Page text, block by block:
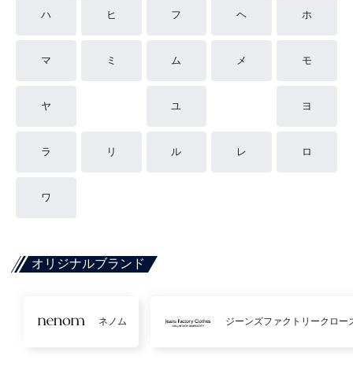
ハ ヒ フ ヘ ホ
マ ミ ム メ モ
ヤ ユ ヨ
ラ リ ル レ ロ
ワ
オリジナルブランド
ネノム ジーンズファクトリークロー